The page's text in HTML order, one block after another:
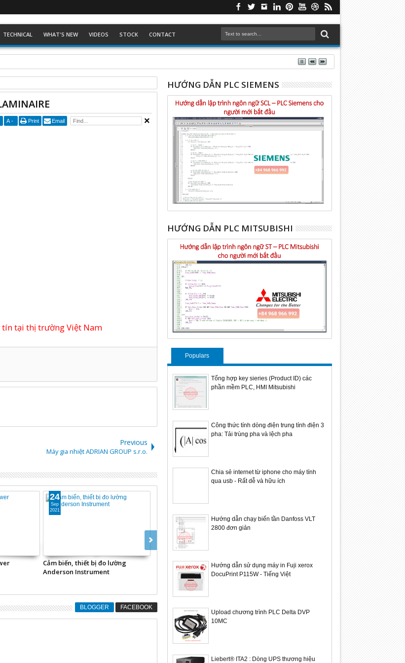
TECHNICAL WHAT'S NEW VIDEOS STOCK CONTACT
A - Print Email
tín tại thị trường Việt Nam
Previous
Máy gia nhiệt ADRIAN GROUP s.r.o.
Cảm biến, thiết bị đo lường
Anderson Instrument
24
Sep
2021
Động cơ, hộp giảm tốc Andantex
Máy và dây chuyền sản xuất AND
& OR
BLOGGER FACEBOOK
HƯỚNG DẪN PLC SIEMENS
HƯỚNG DẪN PLC MITSUBISHI
Populars
Tổng hợp key sieries (Product ID) các
phần mềm PLC, HMI Mitsubishi
Công thức tính dòng điện trung tính điện 3
pha: Tải trùng pha và lệch pha
Chia sẻ internet từ iphone cho máy tính
qua usb - Rất dễ và hữu ích
Hướng dẫn chạy biến tần Danfoss VLT
2800 đơn giản
Hướng dẫn sử dụng máy in Fuji xerox
DocuPrint P115W - Tiếng Việt
Upload chương trình PLC Delta DVP
10MC
Liebert® ITA2 : Dòng UPS thương hiệu